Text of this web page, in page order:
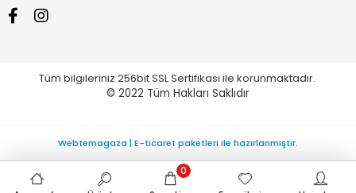
Tüm bilgileriniz 256bit SSL Sertifikası ile korunmaktadır.
© 2022 Tüm Hakları Saklıdır
0
Webtemagaza | E-ticaret paketleri ile hazırlanmıştır.